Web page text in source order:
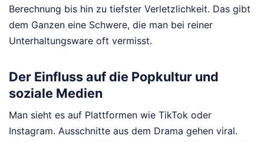
Berechnung bis hin zu tiefster Verletzlichkeit. Das gibt
dem Ganzen eine Schwere, die man bei reiner
Unterhaltungsware oft vermisst.
Der Einfluss auf die Popkultur und
soziale Medien
Man sieht es auf Plattformen wie TikTok oder
Instagram. Ausschnitte aus dem Drama gehen viral.